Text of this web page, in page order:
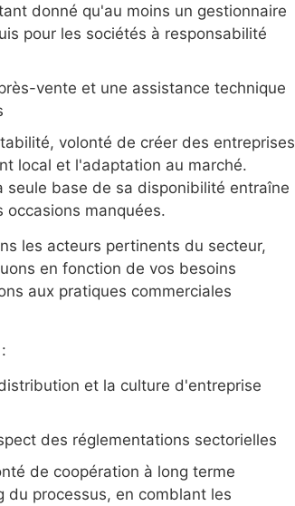
donné qu'au moins un gestionnaire
pour les sociétés à responsabilité
vente et une assistance technique
volonté de créer des entreprises
local et l'adaptation au marché.
base de sa disponibilité entraîne
manquées.
les acteurs pertinents du secteur,
en fonction de vos besoins
aux pratiques commerciales
et la culture d'entreprise
des réglementations sectorielles
de coopération à long terme
du processus, en comblant les